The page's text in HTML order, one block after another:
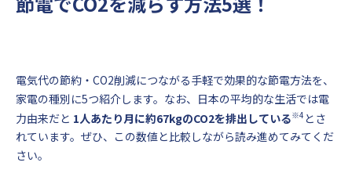
電気代の節約・CO2削減につながる手軽で効果的な節電方法を、
家電の種別に5つ紹介します。なお、日本の平均的な生活では電
力由来だと 1人あたり月に約67kgのCO2を排出している※4 とさ
れています。ぜひ、この数値と比較しながら読み進めてみてくだ
さい。